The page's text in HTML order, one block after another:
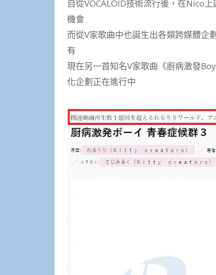
自從VOCALOID技術流行後，在Nico
機會
而從V家歌曲中也誕生出各類跨媒體企
有
現在另一首知名V家歌曲《廚病激發
化企劃正在進行中